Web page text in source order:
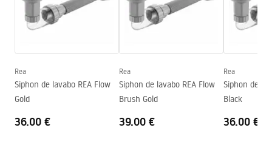
Longueur
490mm
Largeur
370mm
Forme
Asymétrique, Non standard
Trou de robinet
Non
Trou de débordement
Non
Conditions de garantie
Rea
Siphon de lavabo REA Flow
Gold
36.00 €
Rea
Siphon de lavabo REA Flow
Brush Gold
39.00 €
Rea
Siphon de
Black
36.00 €